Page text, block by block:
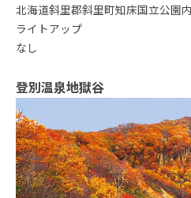
北海道斜里郡斜里町知床国立公園内
ライトアップ
なし
登別温泉地獄谷